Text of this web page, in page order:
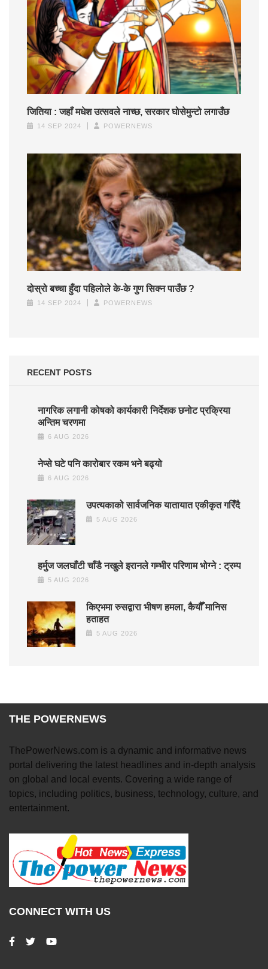
जितिया : जहाँ मधेश उत्सवले नाच्छ, सरकार घोसेमुन्टो लगाउँछ
14 SEP 2024 POWERNEWS
दोस्रो बच्चा हुँदा पहिलोले के-के गुण सिक्न पाउँछ ?
14 SEP 2024 POWERNEWS
RECENT POSTS
नागरिक लगानी कोषको कार्यकारी निर्देशक छनोट प्रक्रिया
अन्तिम चरणमा
6 AUG 2026
नेप्से घटे पनि कारोबार रकम भने बढ्यो
6 AUG 2026
उपत्यकाको सार्वजनिक यातायात एकीकृत गरिँदै
5 AUG 2026
हर्मुज जलघाँटी चाँडै नखुले इरानले गम्भीर परिणाम भोग्ने : ट्रम्प
5 AUG 2026
किएभमा रुसद्वारा भीषण हमला, कैयौँ मानिस
हताहत
5 AUG 2026
THE POWERNEWS
ThePowerNews.com is a dynamic and informative news
portal delivering the latest headlines and in-depth analysis
on global and local events. Covering a wide range of
topics, including politics, business, technology, culture, and
entertainment.
CONNECT WITH US